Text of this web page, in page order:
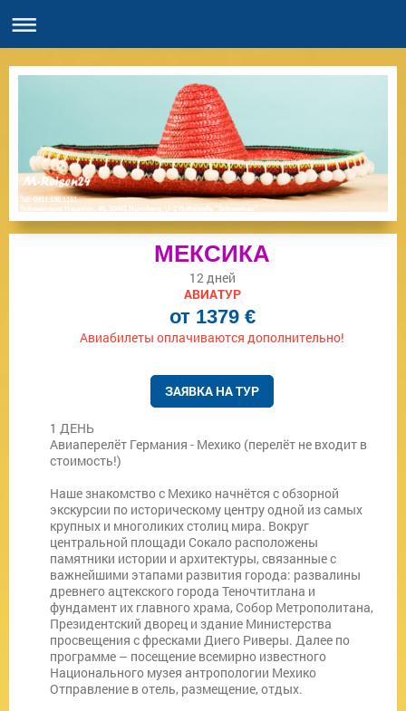
Tel: 0911 130 1111
Schweinauer Hauptstr. 46, 90441 Nürnberg, U-2 Haltestelle "Schweinau"
МЕКСИКА
12 дней
АВИАТУР
от 1379 €
Авиабилеты оплачиваются дополнительно!
ЗАЯВКА НА ТУР
1 ДЕНЬ
Авиаперелёт Германия - Мехико (перелёт не входит в
стоимость!)
Наше знакомство с Мехико начнётся с обзорной
экскурсии по историческому центру одной из самых
крупных и многоликих столиц мира. Вокруг
центральной площади Сокало расположены
памятники истории и архитектуры, связанные с
важнейшими этапами развития города: развалины
древнего ацтекского города Теночтитлана и
фундамент их главного храма, Собор Метрополитана,
Президентский дворец и здание Министерства
просвещения с фресками Диего Риверы. Далее по
программе – посещение всемирно известного
Национального музея антропологии Мехико
Отправление в отель, размещение, отдых.